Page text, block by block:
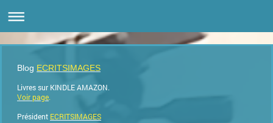
Blog ECRITSIMAGES
Livres sur KINDLE AMAZON.
Voir page.
Président ECRITSIMAGES